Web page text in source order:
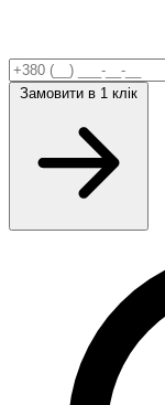
Замовити в 1 клік